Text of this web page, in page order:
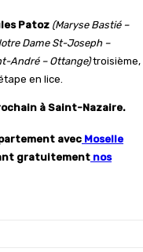
Patoz (Maryse Bastié –
Dame St-Joseph –
André – Ottange)troisième,
en lice.
à Saint-Nazaire.
avec Moselle
gratuitement nos